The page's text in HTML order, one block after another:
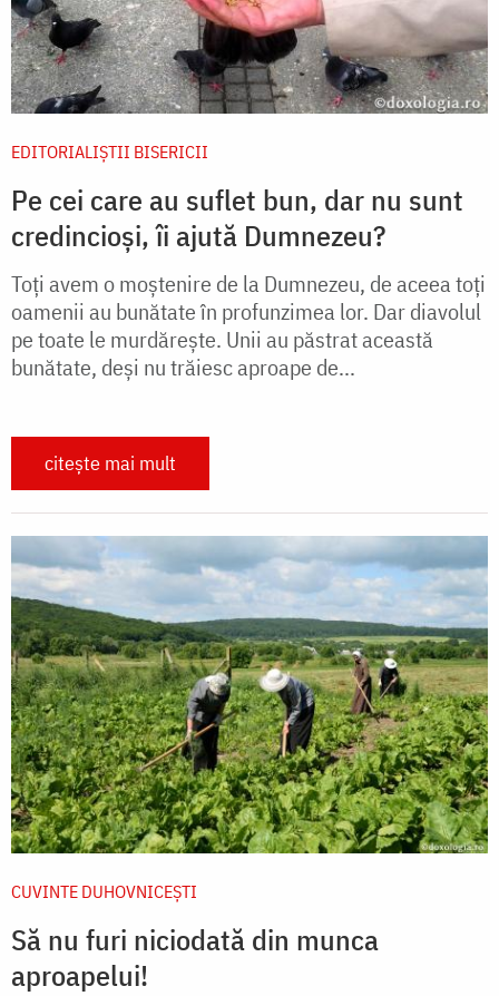
EDITORIALIȘTII BISERICII
Pe cei care au suflet bun, dar nu sunt
credincioși, îi ajută Dumnezeu?
Toți avem o moșteni­re de la Dumnezeu, de aceea toți
oamenii au bunătate în profunzimea lor. Dar diavolul
pe toate le mur­dărește. Unii au păstrat această
bunătate, deși nu trăiesc aproape de...
citește mai mult
CUVINTE DUHOVNICEȘTI
Să nu furi niciodată din munca
aproapelui!